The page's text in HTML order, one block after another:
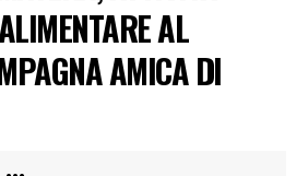
AL
AMICA DI